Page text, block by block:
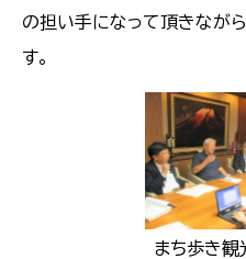
の担い手になって頂きなが
す。
まち歩き観